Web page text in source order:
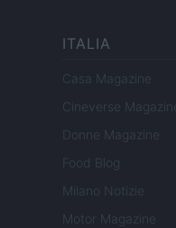
ITALIA
Casa Magazine
Cineverse Magazine
Donne Magazine
Food Blog
Milano Notizie
Motor Magazine